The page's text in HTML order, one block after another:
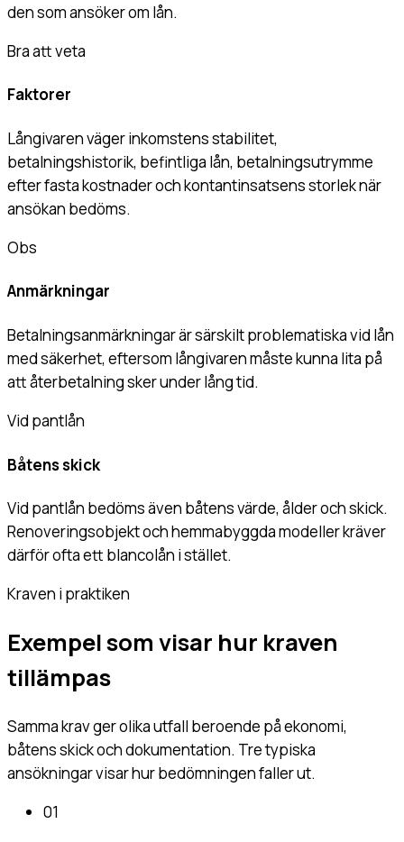
den som ansöker om lån.
Bra att veta
Faktorer
Långivaren väger inkomstens stabilitet,
betalningshistorik, befintliga lån, betalningsutrymme
efter fasta kostnader och kontantinsatsens storlek när
ansökan bedöms.
Obs
Anmärkningar
Betalningsanmärkningar är särskilt problematiska vid lån
med säkerhet, eftersom långivaren måste kunna lita på
att återbetalning sker under lång tid.
Vid pantlån
Båtens skick
Vid pantlån bedöms även båtens värde, ålder och skick.
Renoveringsobjekt och hemmabyggda modeller kräver
därför ofta ett blancolån i stället.
Kraven i praktiken
Exempel som visar hur kraven
tillämpas
Samma krav ger olika utfall beroende på ekonomi,
båtens skick och dokumentation. Tre typiska
ansökningar visar hur bedömningen faller ut.
01